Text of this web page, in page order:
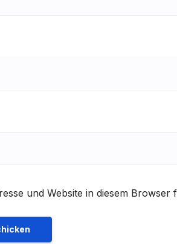
und Website in diesem